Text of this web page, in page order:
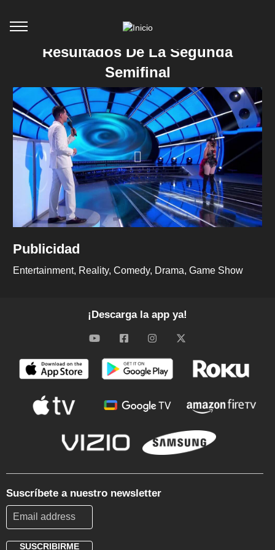
Resultados De La Segunda
Semifinal
Publicidad
Entertainment Reality Comedy Drama Game Show
¡Descarga la app ya!
Suscríbete a nuestro newsletter
SUSCRIBIRME